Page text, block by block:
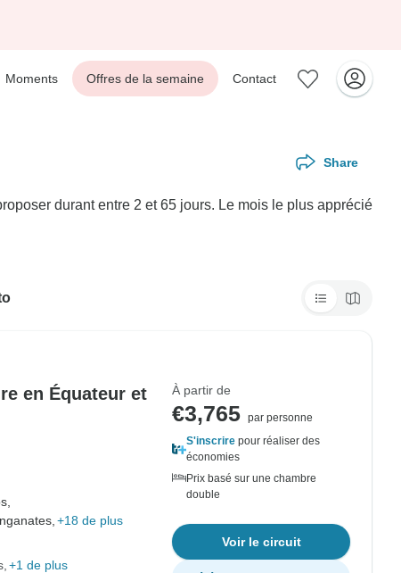
Moments Offres de la semaine Contact
Share
durant entre 2 et 65 jours. Le mois le plus apprécié
en Équateur et
+18 de plus
+1 de plus
À partir de
€3,765 par personne
S'inscrire pour réaliser des
économies
Prix basé sur une chambre
double
Voir le circuit